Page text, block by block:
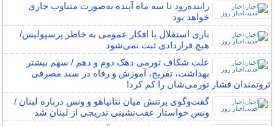
زاینده‌رود تا سه ماه آینده به‌صورت متناوب جاری
خواهد بود
بازی استقلال با افکار عمومی به خاطر پرسپولیس/
هیچ قراردادی ثبت نمی‌شود
علت شکاف تورمی دهک دوم و دهم / سهم بیشتر
بهداشت، تفریح، آموزش و رفاه در سبد مصرفی
ثروتمندان فشار تورمی‌شان را کم کرد!
گفت‌وگوی پرتنش میان نتانیاهو و ونس درباره لبنان /
ونس خواستار عقب‌نشینی تدریجی از لبنان شد